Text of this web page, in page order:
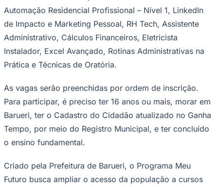
Corinthians
Automação Residencial Profissional – Nível 1, LinkedIn
de Impacto e Marketing Pessoal, RH Tech, Assistente
Administrativo, Cálculos Financeiros, Eletricista
Instalador, Excel Avançado, Rotinas Administrativas na
Prática e Técnicas de Oratória.
As vagas serão preenchidas por ordem de inscrição.
Para participar, é preciso ter 16 anos ou mais, morar em
Barueri, ter o Cadastro do Cidadão atualizado no Ganha
Tempo, por meio do Registro Municipal, e ter concluído
o ensino fundamental.
Criado pela Prefeitura de Barueri, o Programa Meu
Futuro busca ampliar o acesso da população a cursos